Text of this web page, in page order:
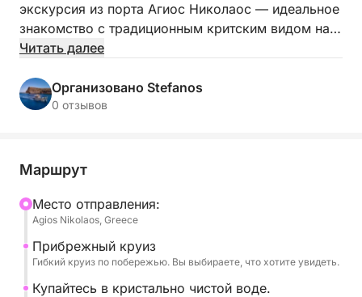
экскурсия из порта Агиос Николаос — идеальное
знакомство с традиционным критским видом на
море, полным местного очарования.
Под руководством профессионального шкипера
из местной рыбацкой семьи вы насладитесь
вокруг Агиос Николаос. Независимо от того,
прибрежных пейзажей, или просто насладиться
спокойным морским воздухом, эта экскурсия
подарит вам расслабленный и личный взгляд на
жизнь на воде. Также есть возможность попытать
удачу в рыбалке у берега.
Читать далее
Организовано Stefanos
0 отзывов
Маршрут
Mесто отправления:
Agios Nikolaos, Greece
Прибрежный круиз
Гибкий круиз по побережью. Вы выбираете, что хотите увидеть.
Купайтесь в кристально чистой воде.